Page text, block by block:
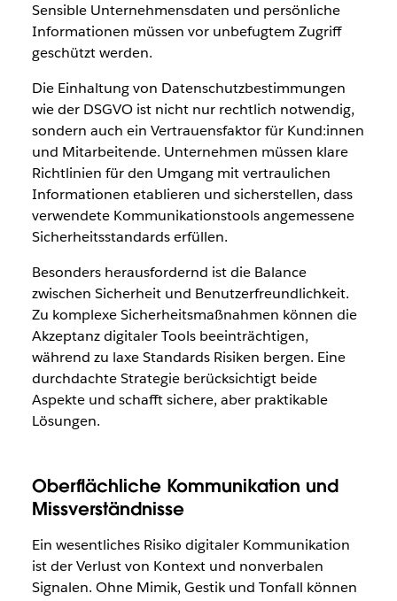
Sensible Unternehmensdaten und persönliche
Informationen müssen vor unbefugtem Zugriff
geschützt werden.
Die Einhaltung von Datenschutzbestimmungen
wie der DSGVO ist nicht nur rechtlich notwendig,
sondern auch ein Vertrauensfaktor für Kund:innen
und Mitarbeitende. Unternehmen müssen klare
Richtlinien für den Umgang mit vertraulichen
Informationen etablieren und sicherstellen, dass
verwendete Kommunikationstools angemessene
Sicherheitsstandards erfüllen.
Besonders herausfordernd ist die Balance
zwischen Sicherheit und Benutzerfreundlichkeit.
Zu komplexe Sicherheitsmaßnahmen können die
Akzeptanz digitaler Tools beeinträchtigen,
während zu laxe Standards Risiken bergen. Eine
durchdachte Strategie berücksichtigt beide
Aspekte und schafft sichere, aber praktikable
Lösungen.
Oberflächliche Kommunikation und
Missverständnisse
Ein wesentliches Risiko digitaler Kommunikation
ist der Verlust von Kontext und nonverbalen
Signalen. Ohne Mimik, Gestik und Tonfall können